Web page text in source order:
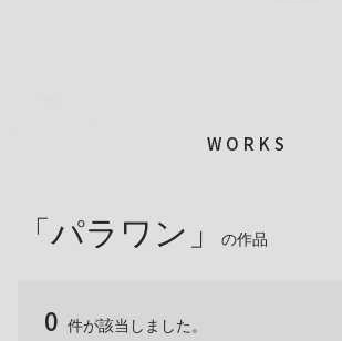
WORKS
「パラワン」 の作品
0 件が該当しました。